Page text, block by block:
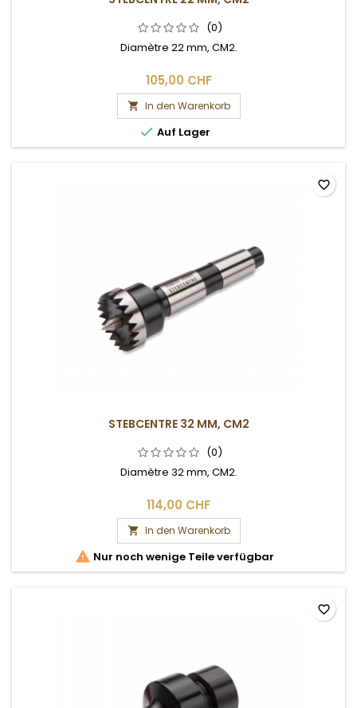
(0)
Diamètre 22 mm, CM2.
105,00 CHF
 In den Warenkorb
 Auf Lager
STEBCENTRE 32 MM, CM2
(0)
Diamètre 32 mm, CM2.
114,00 CHF
 In den Warenkorb
 Nur noch wenige Teile verfügbar
favorite_border
favorite_border